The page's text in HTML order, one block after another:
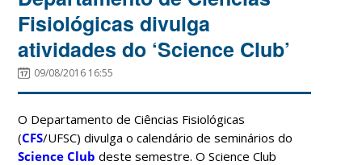
Fisiológicas divulga
atividades do ‘Science Club’
09/08/2016 16:55
O Departamento de Ciências Fisiológicas
(CFS/UFSC) divulga o calendário de seminários do
Science Club deste semestre. O Science Club